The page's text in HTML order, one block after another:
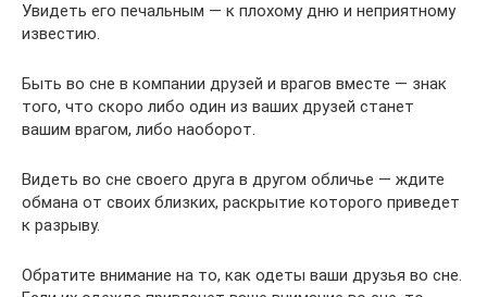
Увидеть его печальным — к плохому дню и неприятному
известию.
Быть во сне в компании друзей и врагов вместе — знак
того, что скоро либо один из ваших друзей станет
вашим врагом, либо наоборот.
Видеть во сне своего друга в другом обличье — ждите
обмана от своих близких, раскрытие которого приведет
к разрыву.
Обратите внимание на то, как одеты ваши друзья во сне.